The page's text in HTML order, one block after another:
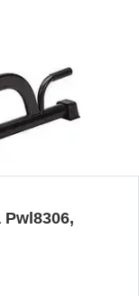
Pwl8306,